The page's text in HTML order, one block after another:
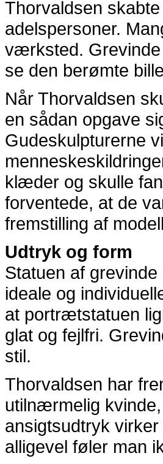
Thorvaldsen
adelspersoner.
værksted. Grevinde
se den berømte
Når Thorvaldsen
en sådan opgave
Gudeskulpturerne
klæder og skulle
forventede, at de
fremstilling af
Udtryk og form
Statuen af
ideale og
at portrætstatuen
glat og fejlfri.
stil.
Thorvaldsen har
utilnærmelig
ansigtsudtryk
alligevel føler man